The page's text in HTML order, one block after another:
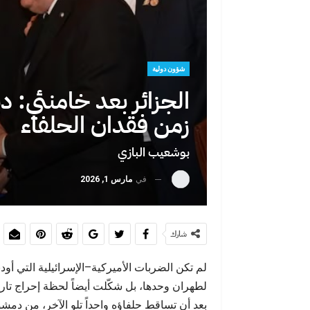
شؤون دولية
الجزائر بعد خامنئي:
زمن فقدان الحلفاء
بوشعيب البازي
في مارس 1, 2026
شارك
لم تكن الضربات الأميركية–الإسرائيلية التي
لطهران وحدها، بل شكّلت أيضاً لحظة إحراج
بعد أن تساقط حلفاؤه واحداً تلو الآخر، من
عبد الإله شاطر يهنئ جلالة
السادس بمناسبة الذكرى…
سبتة ليست الحلم… بل إدانة